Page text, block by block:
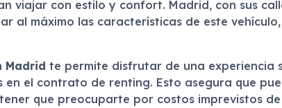
viajar con estilo y confort. Madrid, con sus
al máximo las características de este
Madrid te permite disfrutar de una experiencia
en el contrato de renting. Esto asegura que
que preocuparte por costos imprevistos